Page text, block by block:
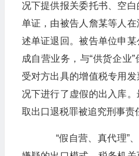
况下提供报关委托书、空
单证，由被告人詹某等人
述单证退回。被告单位申
成自营业务，与“供货企业
受对方出具的增值税专用
况下进行了虚假的出入库
取出口退税罪被追究刑事责
“假自营、真代理”、